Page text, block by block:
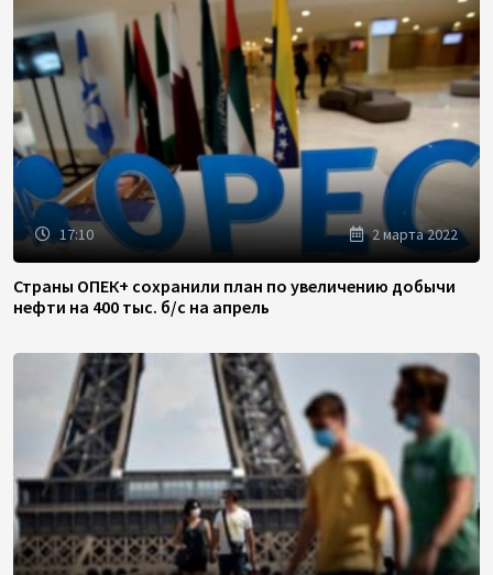
17:10 2 марта 2022
Страны ОПЕК+ сохранили план по увеличению добычи
нефти на 400 тыс. б/с на апрель